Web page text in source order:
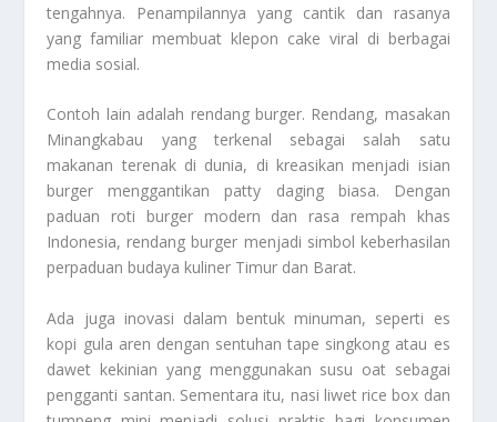
tengahnya. Penampilannya yang cantik dan rasanya
yang familiar membuat klepon cake viral di berbagai
media sosial.
Contoh lain adalah rendang burger. Rendang, masakan
Minangkabau yang terkenal sebagai salah satu
makanan terenak di dunia, di kreasikan menjadi isian
burger menggantikan patty daging biasa. Dengan
paduan roti burger modern dan rasa rempah khas
Indonesia, rendang burger menjadi simbol keberhasilan
perpaduan budaya kuliner Timur dan Barat.
Ada juga inovasi dalam bentuk minuman, seperti es
kopi gula aren dengan sentuhan tape singkong atau es
dawet kekinian yang menggunakan susu oat sebagai
pengganti santan. Sementara itu, nasi liwet rice box dan